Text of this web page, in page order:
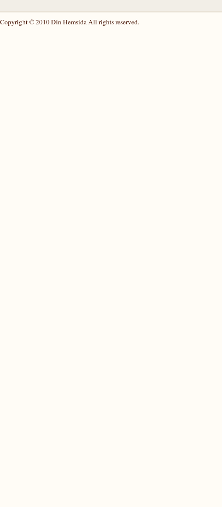
Copyright © 2010 Din Hemsida All rights reserved.